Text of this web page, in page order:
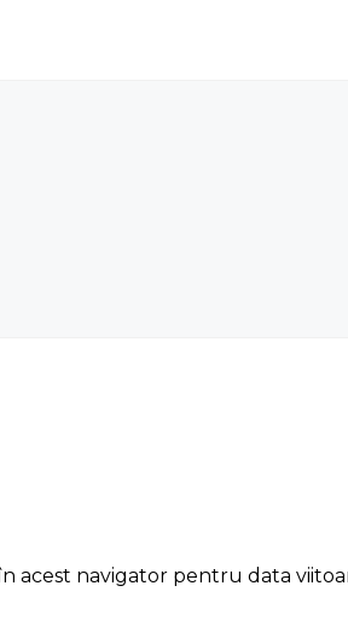
acest navigator pentru data